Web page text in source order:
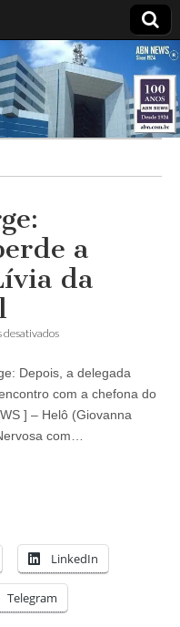
a
da
em
Jorge:
Delegada
perde
a
Depois, a delegada
com a chefona do
] – Helô (Giovanna
com…
LinkedIn
Telegram